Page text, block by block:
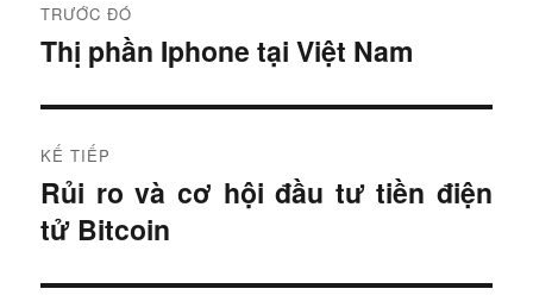
i
u
h
ư
TRƯỚC ĐÓ
B
i
t
r
ư
ớ
c
Thị phần Iphone tại Việt Nam
KẾ TIẾP
B
à
Rủi ro và cơ hội đầu tư tiền điện
tử Bitcoin